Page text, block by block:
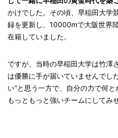
かけでした。その頃、早稲田大
録を更新し、10000mで大阪世界
在籍していました。
ですが、当時の早稲田大学は竹澤
は優勝に手が届いていませんでし
い”と思う一方で、自分の力で何
もっともっと強いチームにしてみ